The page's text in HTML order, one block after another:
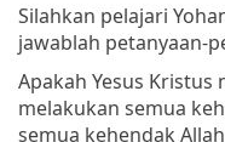
Silahkan pelajari
jawablah petanyaan-
Apakah Yesus Kristus
melakukan semua
semua kehendak